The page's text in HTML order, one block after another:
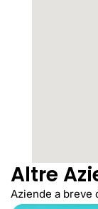
Altre
Aziende a breve